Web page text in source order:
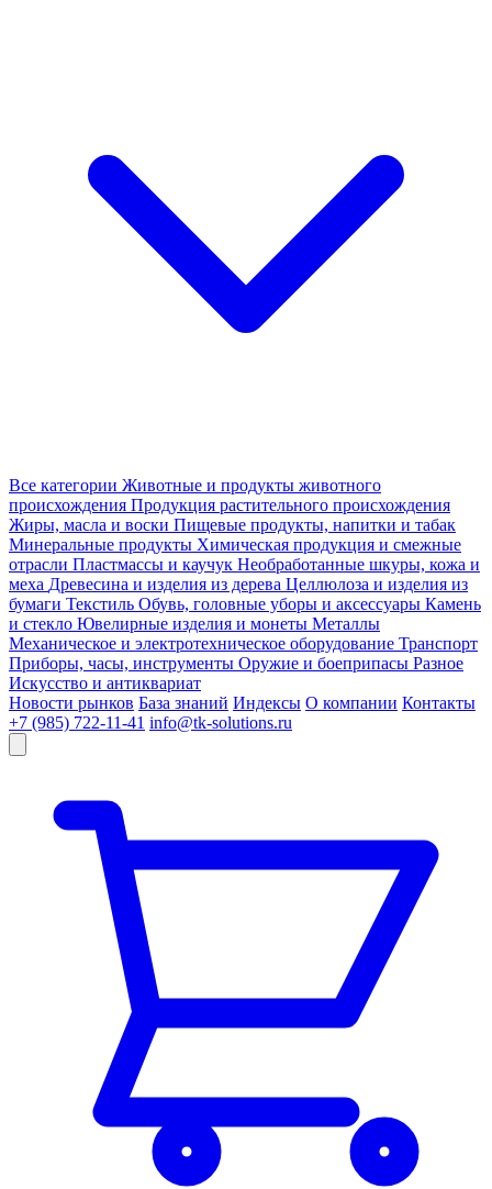
Все категории Животные и продукты животного
происхождения Продукция растительного происхождения
Жиры, масла и воски Пищевые продукты, напитки и табак
Минеральные продукты Химическая продукция и смежные
отрасли Пластмассы и каучук Необработанные шкуры, кожа и
меха Древесина и изделия из дерева Целлюлоза и изделия из
бумаги Текстиль Обувь, головные уборы и аксессуары Камень
и стекло Ювелирные изделия и монеты Металлы
Механическое и электротехническое оборудование Транспорт
Приборы, часы, инструменты Оружие и боеприпасы Разное
Искусство и антиквариат
Новости рынков База знаний Индексы О компании Контакты
+7 (985) 722-11-41 info@tk-solutions.ru